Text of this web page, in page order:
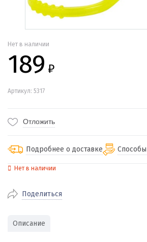
Нет в наличии
189 ₽
Артикул: 5317
Отложить
Подробнее о доставке
доставка
стоимость доставки
Наличными при получении (для
Нет в наличии
Поделиться
Описание